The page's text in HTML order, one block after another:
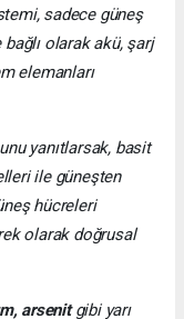
sadece güneş
olarak akü, şarj
elemanları
yanıtlarsak, basit
ile güneşten
hücreleri
olarak doğrusal
arsenitgibi yarı